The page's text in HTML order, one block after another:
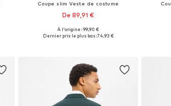
Coupe slim Veste de costume
De 89,91 €
Disponible en plusieurs tailles
À l'origine : 99,90 €
Dernier prix le plus bas :74,93 €